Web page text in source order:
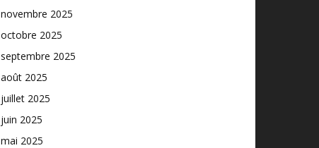
novembre 2025
octobre 2025
septembre 2025
août 2025
juillet 2025
juin 2025
mai 2025